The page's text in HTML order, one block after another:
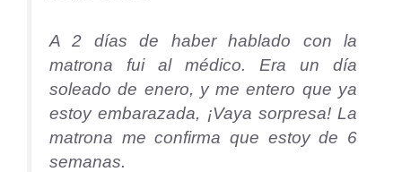
A 2 días de haber hablado con la
matrona fui al médico. Era un día
soleado de enero, y me entero que ya
estoy embarazada, ¡Vaya sorpresa! La
matrona me confirma que estoy de 6
semanas.